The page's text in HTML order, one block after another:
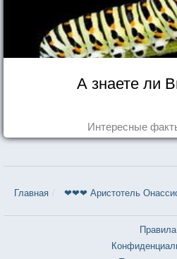
А знаете ли
Интересные
Главная ❤❤❤ Аристотель
Правила